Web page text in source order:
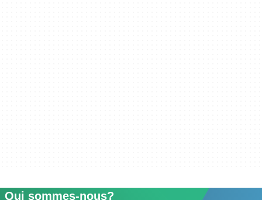
Qui sommes-nous?